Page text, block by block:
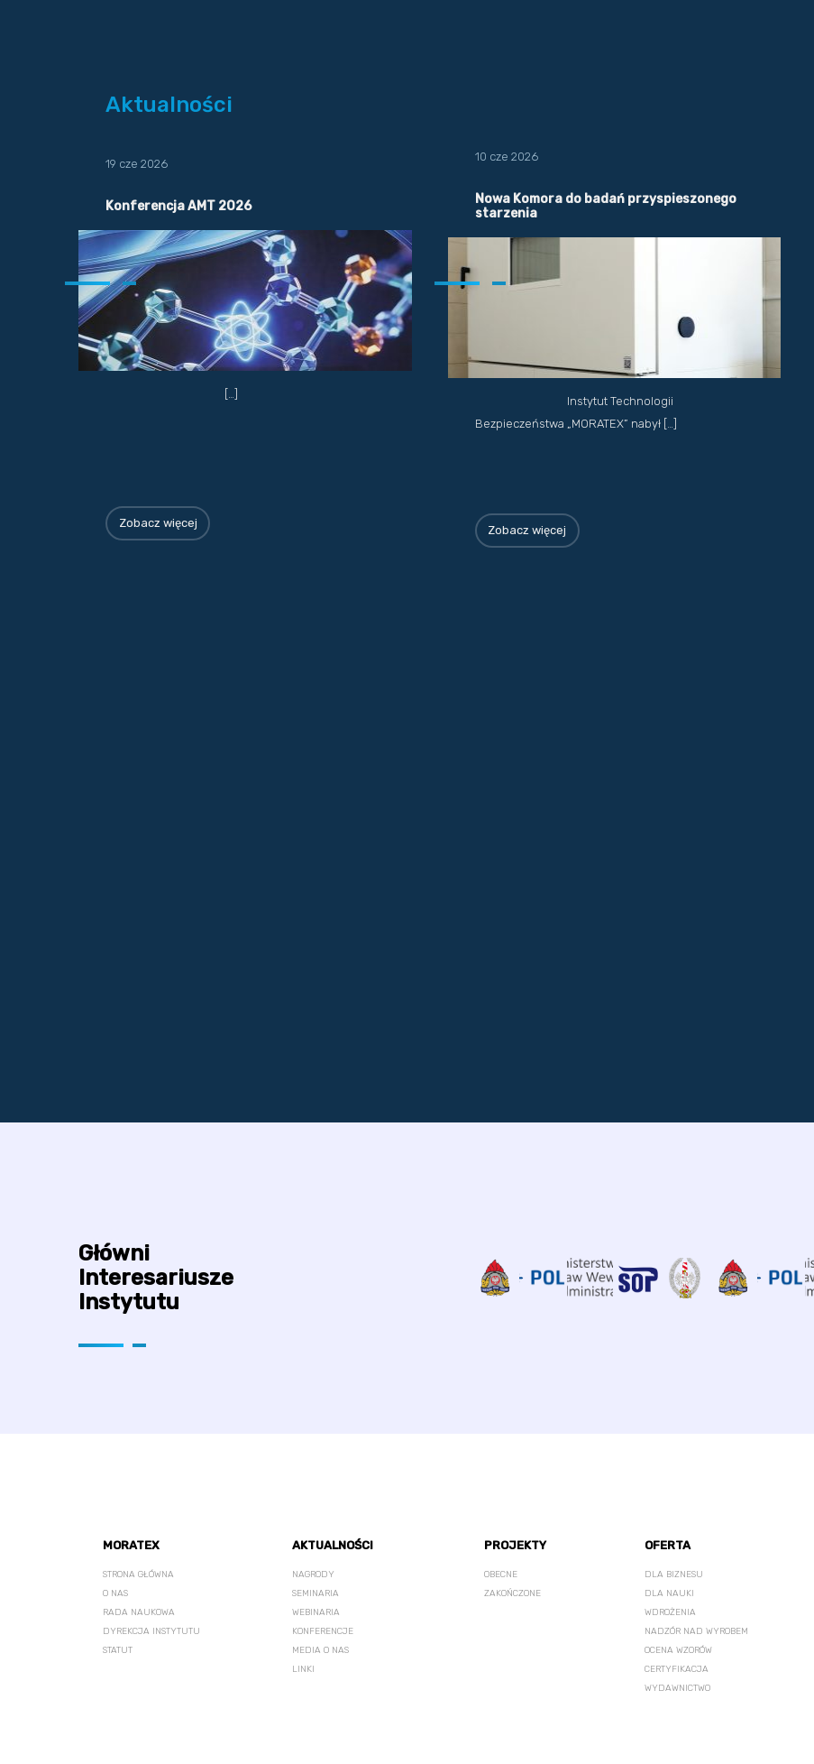
Aktualności
19 cze 2026
Konferencja AMT 2026
[…]
Zobacz więcej
10 cze 2026
Nowa Komora do badań przyspieszonego
starzenia
Instytut Technologii
Bezpieczeństwa „MORATEX” nabył […]
Zobacz więcej
Główni
Interesariusze
Instytutu
MORATEX
STRONA GŁÓWNA
O NAS
RADA NAUKOWA
DYREKCJA INSTYTUTU
STATUT
AKTUALNOŚCI
NAGRODY
SEMINARIA
WEBINARIA
KONFERENCJE
MEDIA O NAS
LINKI
PROJEKTY
OBECNE
ZAKOŃCZONE
OFERTA
DLA BIZNESU
DLA NAUKI
WDROŻENIA
NADZÓR NAD WYROBEM
OCENA WZORÓW
CERTYFIKACJA
WYDAWNICTWO